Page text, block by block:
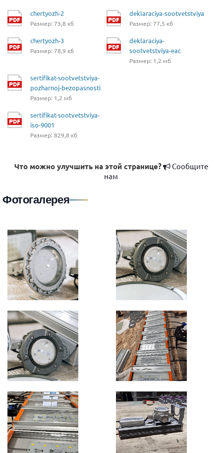
chertyozh-2
Размер: 73,8 кб
chertyozh-3
Размер: 78,9 кб
deklaraciya-sootvetstviya
Размер: 77,5 кб
deklaraciya-
sootvetstviya-eac
Размер: 1,2 мб
sertifikat-sootvetstviya-
pozharnoj-bezopasnosti
Размер: 1,2 мб
sertifikat-sootvetstviya-
iso-9001
Размер: 829,8 кб
Что можно улучшить на этой странице?
Сообщите
нам
Фотогалерея